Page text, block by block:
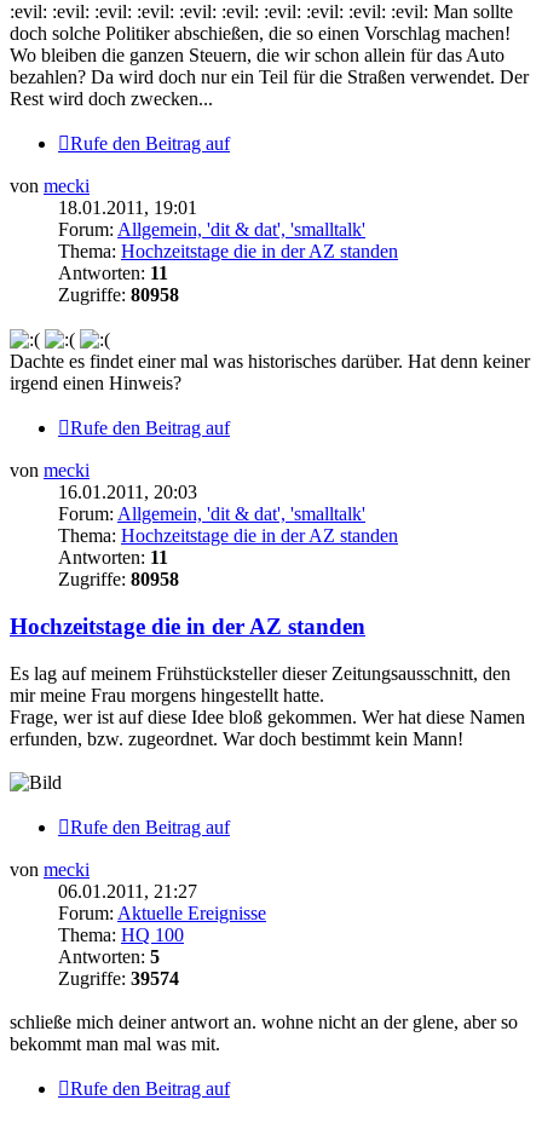
:evil: :evil: :evil: :evil: :evil: :evil: :evil: :evil: :evil: :evil: Man sollte
doch solche Politiker abschießen, die so einen Vorschlag machen!
Wo bleiben die ganzen Steuern, die wir schon allein für das Auto
bezahlen? Da wird doch nur ein Teil für die Straßen verwendet. Der
Rest wird doch zwecken...
Rufe den Beitrag auf
von mecki
18.01.2011, 19:01
Forum: Allgemein, 'dit & dat', 'smalltalk'
Thema: Hochzeitstage die in der AZ standen
Antworten: 11
Zugriffe: 80958
Dachte es findet einer mal was historisches darüber. Hat denn keiner
irgend einen Hinweis?
Rufe den Beitrag auf
von mecki
16.01.2011, 20:03
Forum: Allgemein, 'dit & dat', 'smalltalk'
Thema: Hochzeitstage die in der AZ standen
Antworten: 11
Zugriffe: 80958
Hochzeitstage die in der AZ standen
Es lag auf meinem Frühstücksteller dieser Zeitungsausschnitt, den
mir meine Frau morgens hingestellt hatte.
Frage, wer ist auf diese Idee bloß gekommen. Wer hat diese Namen
erfunden, bzw. zugeordnet. War doch bestimmt kein Mann!
Rufe den Beitrag auf
von mecki
06.01.2011, 21:27
Forum: Aktuelle Ereignisse
Thema: HQ 100
Antworten: 5
Zugriffe: 39574
schließe mich deiner antwort an. wohne nicht an der glene, aber so
bekommt man mal was mit.
Rufe den Beitrag auf